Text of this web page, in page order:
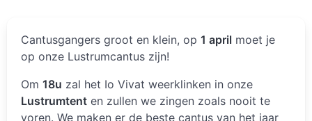
Cantusgangers groot en klein, op 1 april moet je
op onze Lustrumcantus zijn!
Om 18u zal het Io Vivat weerklinken in onze
Lustrumtent en zullen we zingen zoals nooit te
voren. We maken er de beste cantus van het jaar